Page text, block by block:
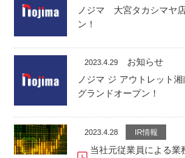
ノジマ 大宮タカシマヤ
ン！
2023.4.29
お知らせ
ノジマ ジ アウトレット
グランドオープン！
2023.4.28 IR情報
当社元従業員による業